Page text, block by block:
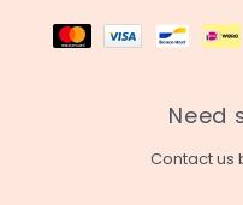
Need
Contact us